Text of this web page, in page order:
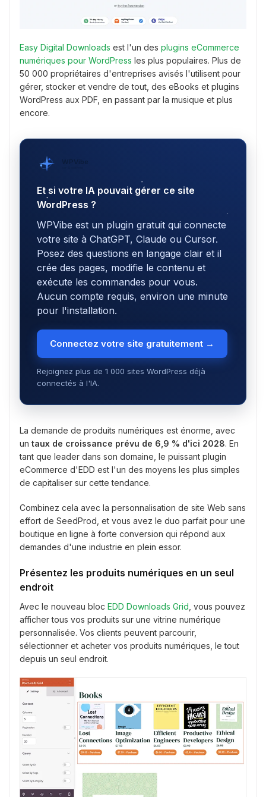
Easy Digital Downloads est l'un des plugins eCommerce
numériques pour WordPress les plus populaires. Plus de
50 000 propriétaires d'entreprises avisés l'utilisent pour
gérer, stocker et vendre de tout, des eBooks et plugins
WordPress aux PDF, en passant par la musique et plus
encore.
WPVibe
Et si votre IA pouvait gérer ce site
WordPress ?
WPVibe est un plugin gratuit qui connecte
votre site à ChatGPT, Claude ou Cursor.
Posez des questions en langage clair et il
crée des pages, modifie le contenu et
exécute les commandes pour vous.
Aucun compte requis, environ une minute
pour l'installation.
Connectez votre site gratuitement →
Rejoignez plus de 1 000 sites WordPress déjà
connectés à l'IA.
La demande de produits numériques est énorme, avec
un taux de croissance prévu de 6,9 % d'ici 2028. En
tant que leader dans son domaine, le puissant plugin
eCommerce d'EDD est l'un des moyens les plus simples
de capitaliser sur cette tendance.
Combinez cela avec la personnalisation de site Web sans
effort de SeedProd, et vous avez le duo parfait pour une
boutique en ligne à forte conversion qui répond aux
demandes d'une industrie en plein essor.
Présentez les produits numériques en un seul
endroit
Avec le nouveau bloc EDD Downloads Grid , vous pouvez
afficher tous vos produits sur une vitrine numérique
personnalisée. Vos clients peuvent parcourir,
sélectionner et acheter vos produits numériques, le tout
depuis un seul endroit.